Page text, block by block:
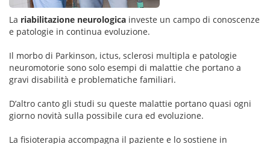
La riabilitazione neurologica investe un campo di conoscenze
e patologie in continua evoluzione.
Il morbo di Parkinson, ictus, sclerosi multipla e patologie
neuromotorie sono solo esempi di malattie che portano a
gravi disabilità e problematiche familiari.
D’altro canto gli studi su queste malattie portano quasi ogni
giorno novità sulla possibile cura ed evoluzione.
La fisioterapia accompagna il paziente e lo sostiene in